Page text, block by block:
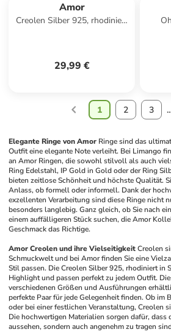
Amor
Creolen Silber 925, rhodiniert
29,99 €
1 2 3
Elegante Ringe von Amor Ringe sind das
Outfit eine elegante Note verleiht. Bei Limango
an Amor Ringen, die sowohl stilvoll als auch
Ring Edelstahl, IP Gold in Gold oder der Ring
bieten zeitlose Schönheit und höchste Qualität.
Anlass, ob formell oder informell. Dank der
exzellenten Verarbeitung sind diese Ringe nicht
besonders langlebig. Ganz gleich, ob Sie nach
einem auffälligeren Stück suchen, die Amor
Geschmack das Richtige.
Amor Creolen und ihre Vielseitigkeit Creolen
Schmuckwelt und bei Amor finden Sie eine
Stil passen. Die Creolen Silber 925, rhodiniert in
Highlight und passen perfekt zu jedem Outfit.
verschiedenen Größen und Ausführungen
perfekte Paar für jede Gelegenheit finden. Ob im
oder bei einer festlichen Veranstaltung, Creolen
Die hochwertigen Materialien sorgen dafür, dass
aussehen, sondern auch angenehm zu tragen